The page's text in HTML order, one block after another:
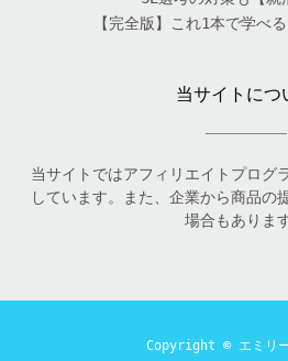
【完全版】これ1本で学べ
当サイトにつ
当サイトではアフィリエイトプログ
しています。また、企業から商品の
場合もあります
Copyright © エミリ